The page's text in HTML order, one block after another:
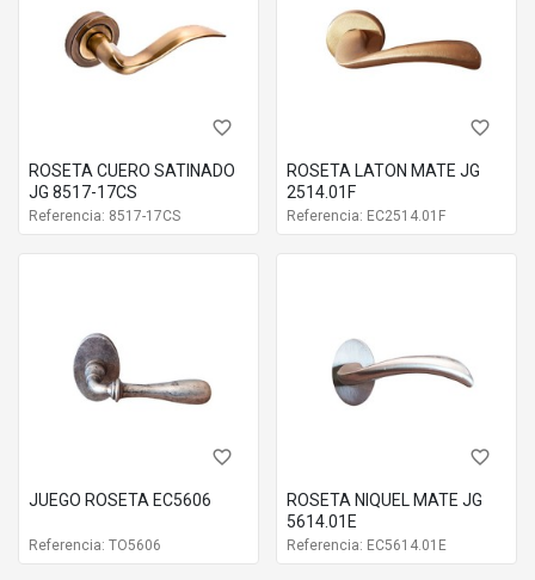
favorite_border
ROSETA CUERO SATINADO
JG 8517-17CS
Referencia: 8517-17CS
favorite_border
ROSETA LATON MATE JG
2514.01F
Referencia: EC2514.01F
favorite_border
JUEGO ROSETA EC5606
Referencia: TO5606
favorite_border
ROSETA NIQUEL MATE JG
5614.01E
Referencia: EC5614.01E